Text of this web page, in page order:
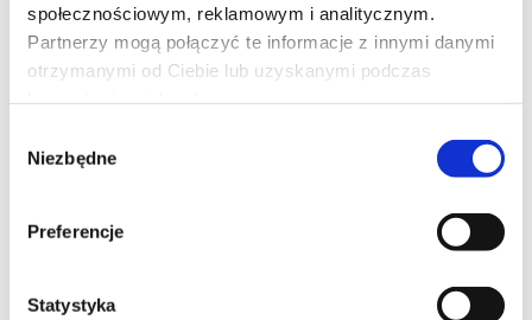
społecznościowym, reklamowym i analitycznym.
Partnerzy mogą połączyć te informacje z innymi danymi
otrzymanymi od Ciebie lub uzyskanymi podczas
zgody
Niezbędne
Preferencje
Statystyka
Udostępnij
Dominacja Shao Khana (Martyn Ford) wreszcie musi zostać
przerwana. Dlatego mnich Liu Kang (Ludi Lin), była elitarną
żołnierka Sonya Blade (Jessica McNamee), jej mentor Jax Briggs
udziela im Johnny Cage (Karl Urban), a cała grupa rzuca się w wir
brutalnych walk, w których stawką jest coś więcej niż tylko własna